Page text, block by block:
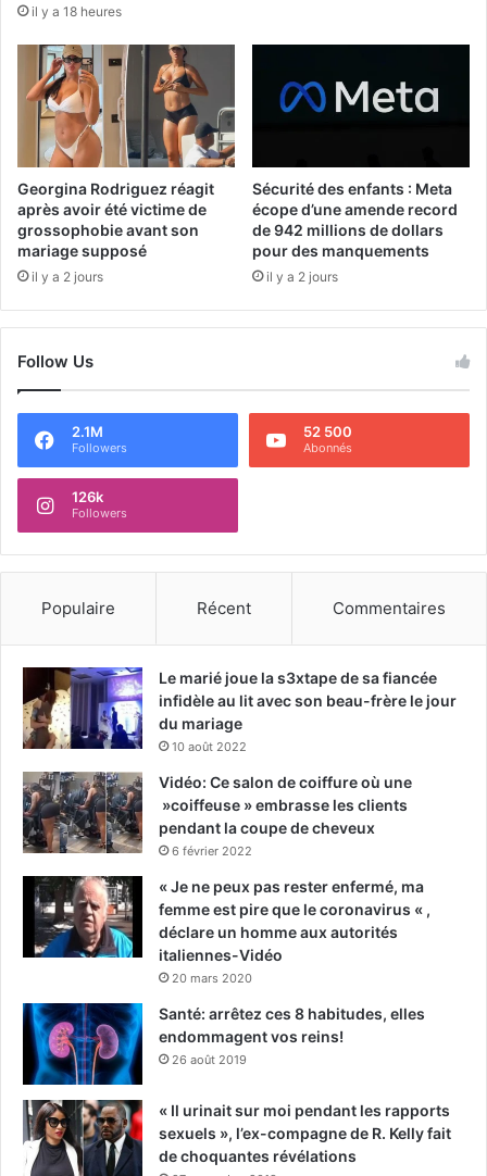
il y a 18 heures
Georgina Rodriguez réagit
après avoir été victime de
grossophobie avant son
mariage supposé
il y a 2 jours
Sécurité des enfants : Meta
écope d’une amende record
de 942 millions de dollars
pour des manquements
il y a 2 jours
Follow Us
2.1M
Followers
52 500
Abonnés
126k
Followers
Populaire Récent Commentaires
Le marié joue la s3xtape de sa fiancée
infidèle au lit avec son beau-frère le jour
du mariage
10 août 2022
Vidéo: Ce salon de coiffure où une
»coiffeuse » embrasse les clients
pendant la coupe de cheveux
6 février 2022
« Je ne peux pas rester enfermé, ma
femme est pire que le coronavirus « ,
déclare un homme aux autorités
italiennes-Vidéo
20 mars 2020
Santé: arrêtez ces 8 habitudes, elles
endommagent vos reins!
26 août 2019
« Il urinait sur moi pendant les rapports
sexuels », l’ex-compagne de R. Kelly fait
de choquantes révélations